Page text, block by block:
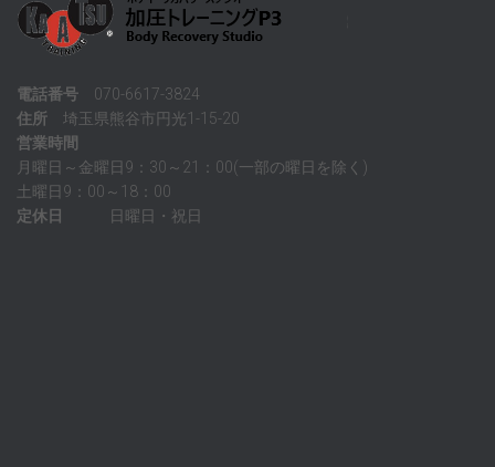
電話番号 070-6617-3824
住所 埼玉県熊谷市円光1-15-20
営業時間
月曜日～金曜日9：30～21：00(一部の曜日を除く)
土曜日9：00～18：00
定休日
日曜日・祝日